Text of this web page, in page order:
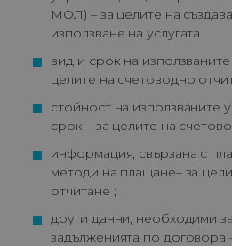
МОЛ) – за целите на
използване на услугата.
вид и срок на използваните
целите на счетоводно
стойност на използваните
срок – за целите на
информация, свързана с
методи на плащане– за
отчитане ;
други данни, необходими
задълженията по договора